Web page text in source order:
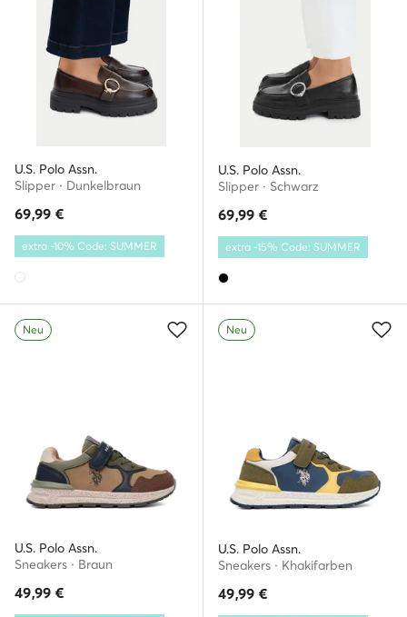
U.S. Polo Assn.
Slipper · Dunkelbraun
69,99 €
extra -10% Code: SUMMER
U.S. Polo Assn.
Slipper · Schwarz
69,99 €
extra -15% Code: SUMMER
Neu
U.S. Polo Assn.
Sneakers · Braun
49,99 €
Neu
U.S. Polo Assn.
Sneakers · Khakifarben
49,99 €